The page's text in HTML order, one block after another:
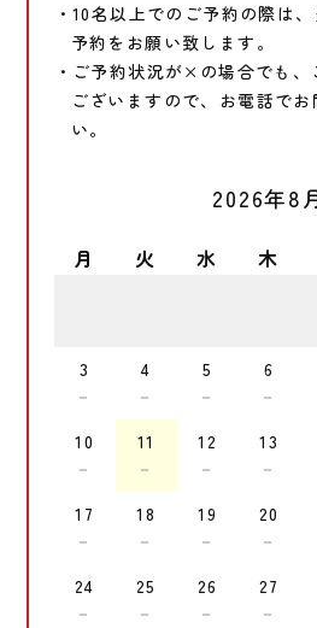
・10名以上でのご予約の際は
予約をお願い致します。
・ご予約状況が×の場合でも
ございますので、お電話で
い。
2026年8
月 火 水 木
3
－
4
－
5
－
6
－
10
－
11
－
12
－
13
－
17
－
18
－
19
－
20
－
24
－
25
－
26
－
27
－